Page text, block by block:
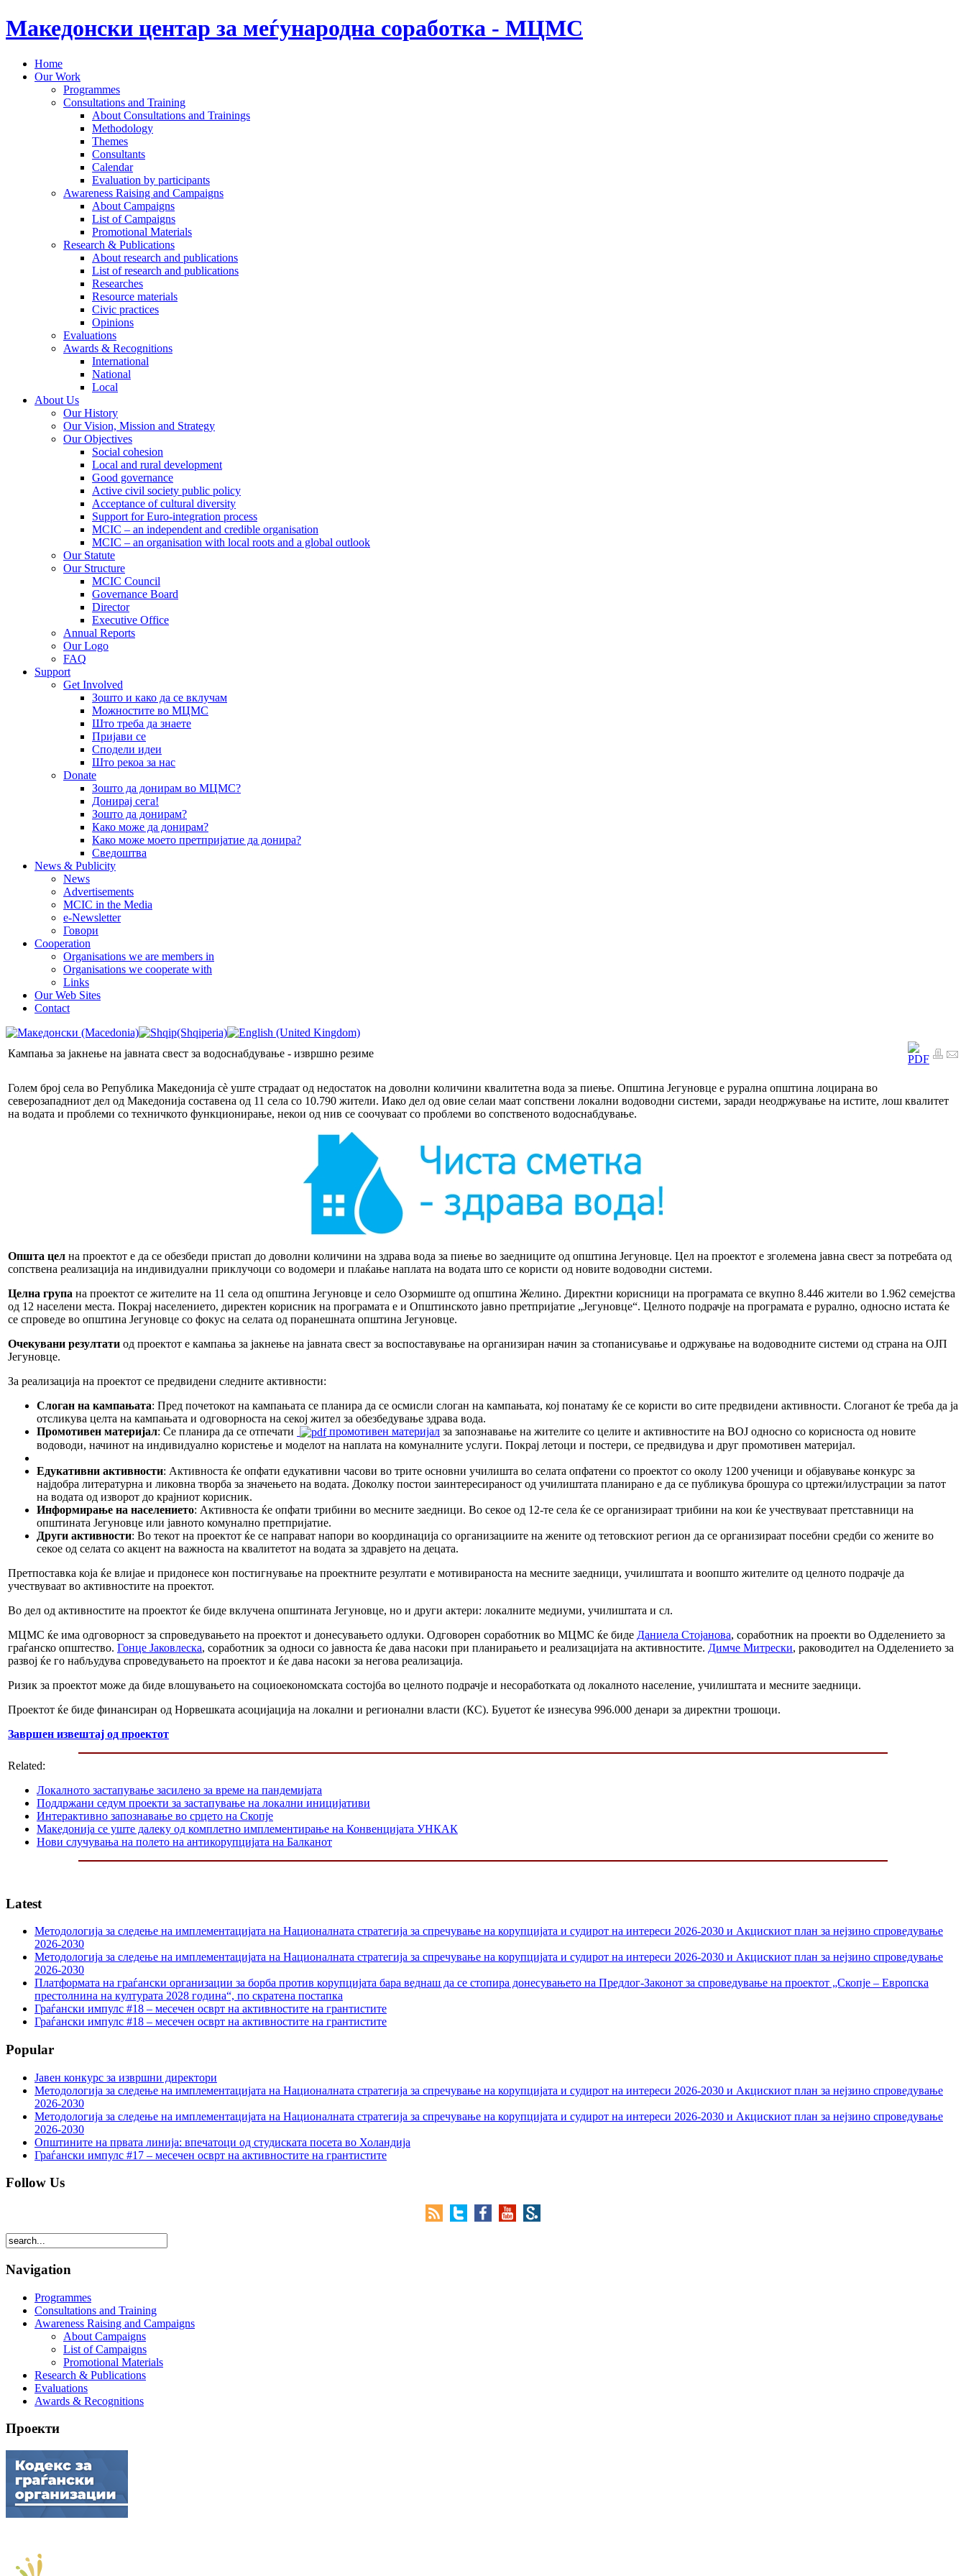
Македонски центар за меѓународна соработка - МЦМС
Home
Our Work
Programmes
Consultations and Training
About Consultations and Trainings
Methodology
Themes
Consultants
Calendar
Evaluation by participants
Awareness Raising and Campaigns
About Campaigns
List of Campaigns
Promotional Materials
Research & Publications
About research and publications
List of research and publications
Researches
Resource materials
Civic practices
Opinions
Evaluations
Awards & Recognitions
International
National
Local
About Us
Our History
Our Vision, Mission and Strategy
Our Objectives
Social cohesion
Local and rural development
Good governance
Active civil society public policy
Acceptance of cultural diversity
Support for Euro-integration process
MCIC – an independent and credible organisation
MCIC – an organisation with local roots and a global outlook
Our Statute
Our Structure
MCIC Council
Governance Board
Director
Executive Office
Annual Reports
Our Logo
FAQ
Support
Get Involved
Зошто и како да се вклучам
Можностите во МЦМС
Што треба да знаете
Пријави се
Сподели идеи
Што рекоа за нас
Donate
Зошто да донирам во МЦМС?
Донирај сега!
Зошто да донирам?
Како може да донирам?
Како може моето претпријатие да донира?
Сведоштва
News & Publicity
News
Advertisements
MCIC in the Media
e-Newsletter
Говори
Cooperation
Organisations we are members in
Organisations we cooperate with
Links
Our Web Sites
Contact
Кампања за јакнење на јавната свест за водоснабдување - извршно резиме
Голем број села во Република Македонија сè уште страдаат од недостаток на доволни количини квалитетна вода за пиење. Општина Јегуновце е рурална општина лоцирана во
северозападниот дел од Македонија составена од 11 села со 10.790 жители. Иако дел од овие селаи маат сопствени локални водоводни системи, заради неодржување на истите, лош квалитет
на водата и проблеми со техничкото функционирање, некои од нив се соочуваат со проблеми во сопственото водоснабдување.
Општа цел на проектот е да се обезбеди пристап до доволни количини на здрава вода за пиење во заедниците од општина Јегуновце. Цел на проектот е зголемена јавна свест за потребата од
сопствена реализација на индивидуални приклучоци со водомери и плаќање наплата на водата што се користи од новите водоводни системи.
Целна група на проектот се жителите на 11 села од општина Јегуновце и село Озормиште од општина Желино. Директни корисници на програмата се вкупно 8.446 жители во 1.962 семејства
од 12 населени места. Покрај населението, директен корисник на програмата е и Општинското јавно претпријатие „Јегуновце“. Целното подрачје на програмата е рурално, односно истата ќе
се спроведе во општина Јегуновце со фокус на селата од поранешната општина Јегуновце.
Очекувани резултати од проектот е кампања за јакнење на јавната свест за воспоставување на организиран начин за стопанисување и одржување на водоводните системи од страна на ОЈП
Јегуновце.
За реализација на проектот се предвидени следните активности:
Слоган на кампањата: Пред почетокот на кампањата се планира да се осмисли слоган на кампањата, кој понатаму ќе се користи во сите предвидени активности. Слоганот ќе треба да ја
отсликува целта на кампањата и одговорноста на секој жител за обезбедување здрава вода.
Промотивен материјал: Се планира да се отпечати промотивен материјал за запознавање на жителите со целите и активностите на ВОЈ односно со корисноста од новите
водоводи, начинот на индивидуално користење и моделот на наплата на комуналните услуги. Покрај летоци и постери, се предвидува и друг промотивен материјал.
Едукативни активности: Активноста ќе опфати едукативни часови во трите основни училишта во селата опфатени со проектот со околу 1200 ученици и објавување конкурс за
најдобра литературна и ликовна творба за значењето на водата. Доколку постои заинтересираност од училиштата планирано е да се публикува брошура со цртежи/илустрации за патот
на водата од изворот до крајниот корисник.
Информирање на населението: Активноста ќе опфати трибини во месните заедници. Во секое од 12-те села ќе се организираат трибини на кои ќе учествуваат претставници на
општината Јегуновце или јавното комунално претпријатие.
Други активности: Во текот на проектот ќе се направат напори во координација со организациите на жените од тетовскиот регион да се организираат посебни средби со жените во
секое од селата со акцент на важноста на квалитетот на водата за здравјето на децата.
Претпоставка која ќе влијае и придонесе кон постигнување на проектните резултати е мотивираноста на месните заедници, училиштата и воопшто жителите од целното подрачје да
учествуваат во активностите на проектот.
Во дел од активностите на проектот ќе биде вклучена општината Јегуновце, но и други актери: локалните медиуми, училиштата и сл.
МЦМС ќе има одговорност за спроведувањето на проектот и донесувањето одлуки. Одговорен соработник во МЦМС ќе биде Даниела Стојанова, соработник на проекти во Одделението за
граѓанско општество. Гонце Јаковлеска, соработник за односи со јавноста ќе дава насоки при планирањето и реализацијата на активностите. Димче Митрески, раководител на Одделението за
развој ќе го набљудува спроведувањето на проектот и ќе дава насоки за негова реализација.
Ризик за проектот може да биде влошувањето на социоекономската состојба во целното подрачје и несоработката од локалното население, училиштата и месните заедници.
Проектот ќе биде финансиран од Норвешката асоцијација на локални и регионални власти (КС). Буџетот ќе изнесува 996.000 денари за директни трошоци.
Завршен извештај од проектот
Related:
Локалното застапување засилено за време на пандемијата
Поддржани седум проекти за застапување на локални иницијативи
Интерактивно запознавање во срцето на Скопје
Македонија се уште далеку од комплетно имплементирање на Конвенцијата УНКАК
Нови случувања на полето на антикорупцијата на Балканот
Latest
Методологија за следење на имплементацијата на Националната стратегија за спречување на корупцијата и судирот на интереси 2026-2030 и Акцискиот план за нејзино спроведување
2026-2030
Методологија за следење на имплементацијата на Националната стратегија за спречување на корупцијата и судирот на интереси 2026-2030 и Акцискиот план за нејзино спроведување
2026-2030
Платформата на граѓански организации за борба против корупцијата бара веднаш да се стопира донесувањето на Предлог-Законот за спроведување на проектот „Скопје – Европска
престолнина на културата 2028 година“, по скратена постапка
Граѓански импулс #18 – месечен осврт на активностите на грантистите
Граѓански импулс #18 – месечен осврт на активностите на грантистите
Popular
Јавен конкурс за извршни директори
Методологија за следење на имплементацијата на Националната стратегија за спречување на корупцијата и судирот на интереси 2026-2030 и Акцискиот план за нејзино спроведување
2026-2030
Методологија за следење на имплементацијата на Националната стратегија за спречување на корупцијата и судирот на интереси 2026-2030 и Акцискиот план за нејзино спроведување
2026-2030
Општините на првата линија: впечатоци од студиската посета во Холандија
Граѓански импулс #17 – месечен осврт на активностите на грантистите
Follow Us
Navigation
Programmes
Consultations and Training
Awareness Raising and Campaigns
About Campaigns
List of Campaigns
Promotional Materials
Research & Publications
Evaluations
Awards & Recognitions
Проекти